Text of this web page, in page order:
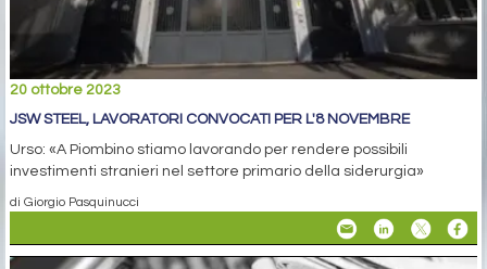
20 ottobre 2023
JSW STEEL, LAVORATORI CONVOCATI PER L'8 NOVEMBRE
Urso: «A Piombino stiamo lavorando per rendere possibili
investimenti stranieri nel settore primario della siderurgia»
di Giorgio Pasquinucci